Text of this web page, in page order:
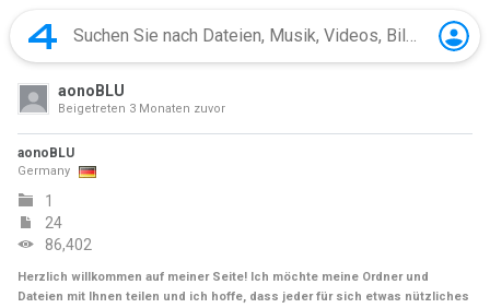
aonoBLU
Beigetreten 3 Monaten zuvor
aonoBLU
Germany
1
24
86,402
Herzlich willkommen auf meiner Seite! Ich möchte meine Ordner und
Dateien mit Ihnen teilen und ich hoffe, dass jeder für sich etwas nützliches